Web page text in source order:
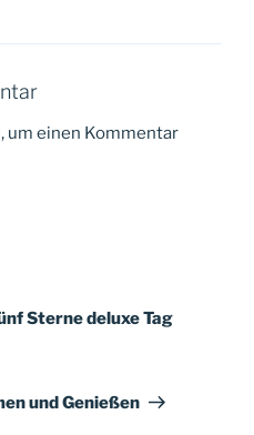
um einen Kommentar
Sterne deluxe Tag
und Genießen